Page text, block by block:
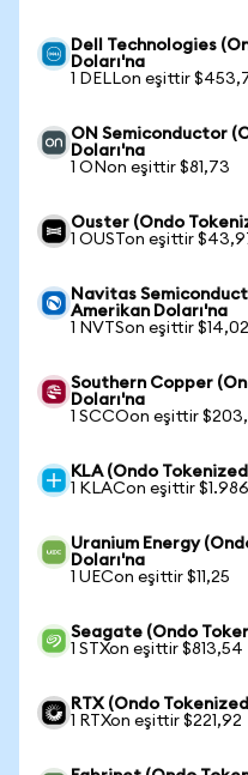
Dell Technologies
Doları'na
1 DELLon eşittir
ON Semiconductor
Doları'na
1 ONon eşittir $81,73
Ouster (Ondo
1 OUSTon eşittir
Navitas
Amerikan Doları'na
1 NVTSon eşittir $14,02
Southern Copper
Doları'na
1 SCCOon eşittir
KLA (Ondo
1 KLACon eşittir
Uranium Energy
Doları'na
1 UECon eşittir $11,25
Seagate (Ondo
1 STXon eşittir $813,54
RTX (Ondo
1 RTXon eşittir $221,92